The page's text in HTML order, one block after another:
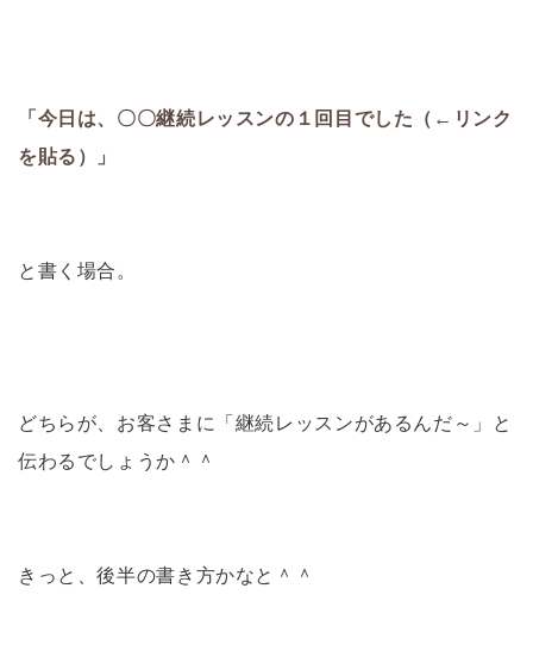
「今日は、〇〇継続レッスンの１回目でした（←リンク
を貼る）」
と書く場合。
どちらが、お客さまに「継続レッスンがあるんだ～」と
伝わるでしょうか＾＾
きっと、後半の書き方かなと＾＾